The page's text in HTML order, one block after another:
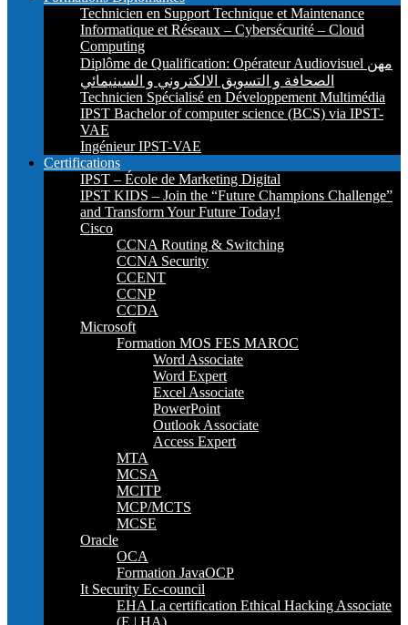
Technicien en Support Technique et Maintenance
Informatique et Réseaux – Cybersécurité – Cloud
Computing
Diplôme de Qualification: Opérateur Audiovisuel مهن
الصحافة و التسويق الالكتروني و السينيمائي
Technicien Spécialisé en Développement Multimédia
IPST Bachelor of computer science (BCS) via IPST-
VAE
Ingénieur IPST-VAE
Certifications
IPST – École de Marketing Digital
IPST KIDS – Join the “Future Champions Challenge”
and Transform Your Future Today!
Cisco
CCNA Routing & Switching
CCNA Security
CCENT
CCNP
CCDA
Microsoft
Formation MOS FES MAROC
Word Associate
Word Expert
Excel Associate
PowerPoint
Outlook Associate
Access Expert
MTA
MCSA
MCITP
MCP/MCTS
MCSE
Oracle
OCA
Formation JavaOCP
It Security Ec-council
EHA La certification Ethical Hacking Associate
(E | HA)